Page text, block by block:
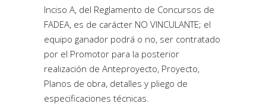
Inciso A, del Reglamento de Concursos de
FADEA, es de carácter NO VINCULANTE; el
equipo ganador podrá o no, ser contratado
por el Promotor para la posterior
realización de Anteproyecto, Proyecto,
Planos de obra, detalles y pliego de
especificaciones técnicas.